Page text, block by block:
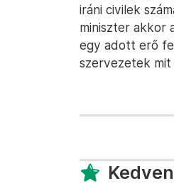
iráni civilek
miniszter akkor
egy adott erő
szervezetek mit